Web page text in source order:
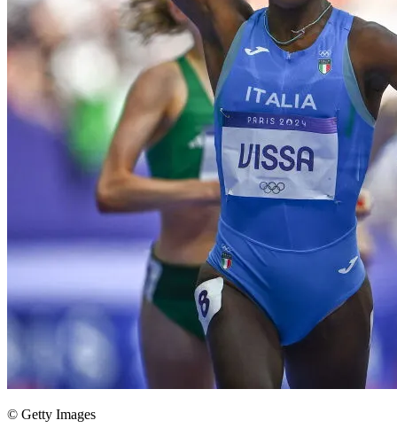
© Getty Images